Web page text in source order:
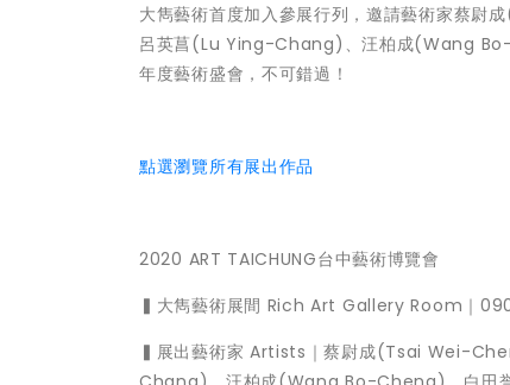
大雋藝術首度加入參展行列，邀請藝術家蔡
呂英菖(Lu Ying-Chang)、汪柏成(Wang
年度藝術盛會，不可錯過！
點選瀏覽所有展出作品
2020 ART TAICHUNG台中藝術博覽會
▍大雋藝術展間 Rich Art Gallery Room｜
▍展出藝術家 Artists｜蔡尉成(Tsai Wei-